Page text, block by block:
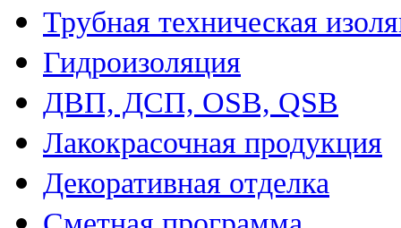
Трубная техническая
Гидроизоляция
ДВП, ДСП, OSB, QSB
Лакокрасочная продукция
Декоративная отделка